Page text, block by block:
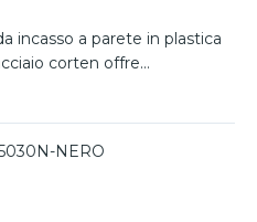
incasso a parete in plastica
corten offre
e funzionale, ideale per
moderno e robustezza,
contemporanei. Il
ogni condizione
NERO